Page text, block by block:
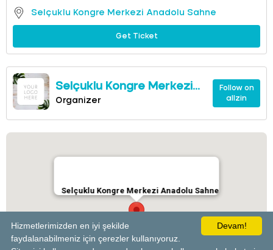
Selçuklu Kongre Merkezi Anadolu Sahne
Get Ticket
Selçuklu Kongre Merkezi
Anadolu Sahne
Organizer
Follow on
allzin
Selçuklu Kongre Merkezi Anadolu Sahne
Devam!
Hizmetlerimizden en iyi şekilde
faydalanabilmeniz için çerezler kullanıyoruz.